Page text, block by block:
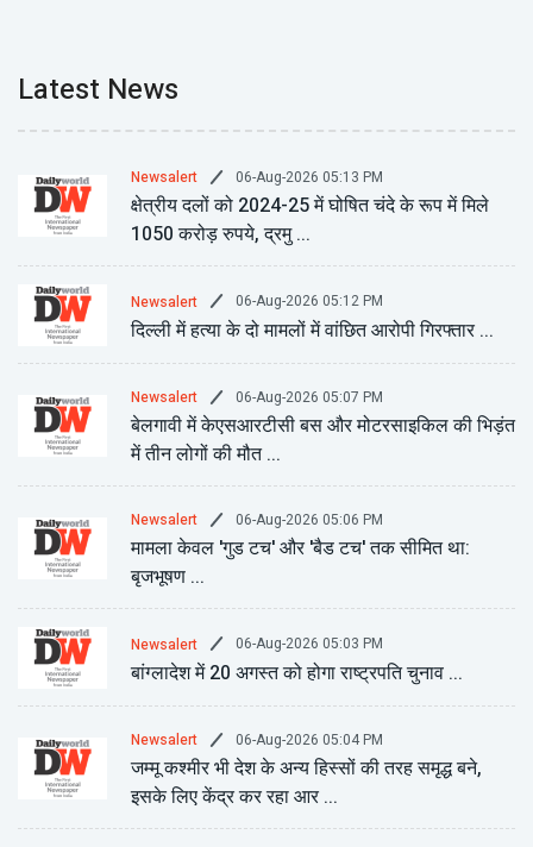
Latest News
Newsalert 06-Aug-2026 05:13 PM
क्षेत्रीय दलों को 2024-25 में घोषित चंदे के रूप में मिले
1050 करोड़ रुपये, द्रमु ...
Newsalert 06-Aug-2026 05:12 PM
दिल्ली में हत्या के दो मामलों में वांछित आरोपी गिरफ्तार ...
Newsalert 06-Aug-2026 05:07 PM
बेलगावी में केएसआरटीसी बस और मोटरसाइकिल की भिड़ंत
में तीन लोगों की मौत ...
Newsalert 06-Aug-2026 05:06 PM
मामला केवल 'गुड टच' और 'बैड टच' तक सीमित था:
बृजभूषण ...
Newsalert 06-Aug-2026 05:03 PM
बांग्लादेश में 20 अगस्त को होगा राष्ट्रपति चुनाव ...
Newsalert 06-Aug-2026 05:04 PM
जम्मू कश्मीर भी देश के अन्य हिस्सों की तरह समृद्ध बने,
इसके लिए केंद्र कर रहा आर ...